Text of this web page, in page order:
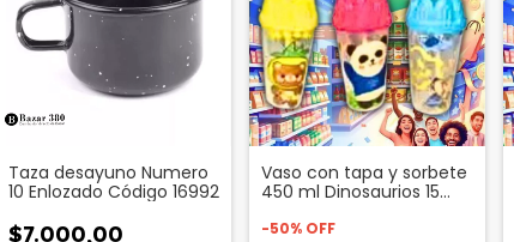
Taza desayuno Numero
10 Enlozado Código 16992
$7.000,00
Vaso con tapa y sorbete
450 ml Dinosaurios 15
-50% OFF